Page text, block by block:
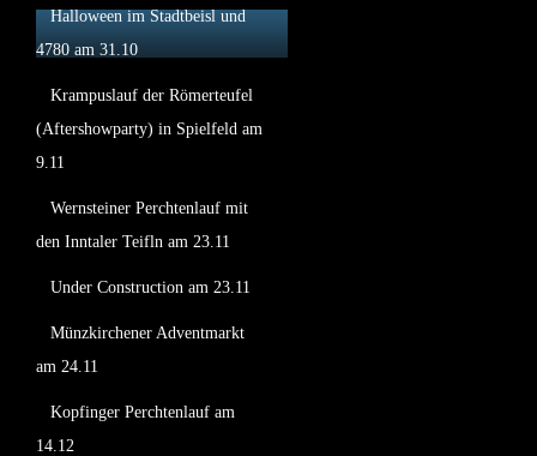
Halloween im Stadtbeisl und
4780 am 31.10
Krampuslauf der Römerteufel
(Aftershowparty) in Spielfeld am
9.11
Wernsteiner Perchtenlauf mit
den Inntaler Teifln am 23.11
Under Construction am 23.11
Münzkirchener Adventmarkt
am 24.11
Kopfinger Perchtenlauf am
14.12